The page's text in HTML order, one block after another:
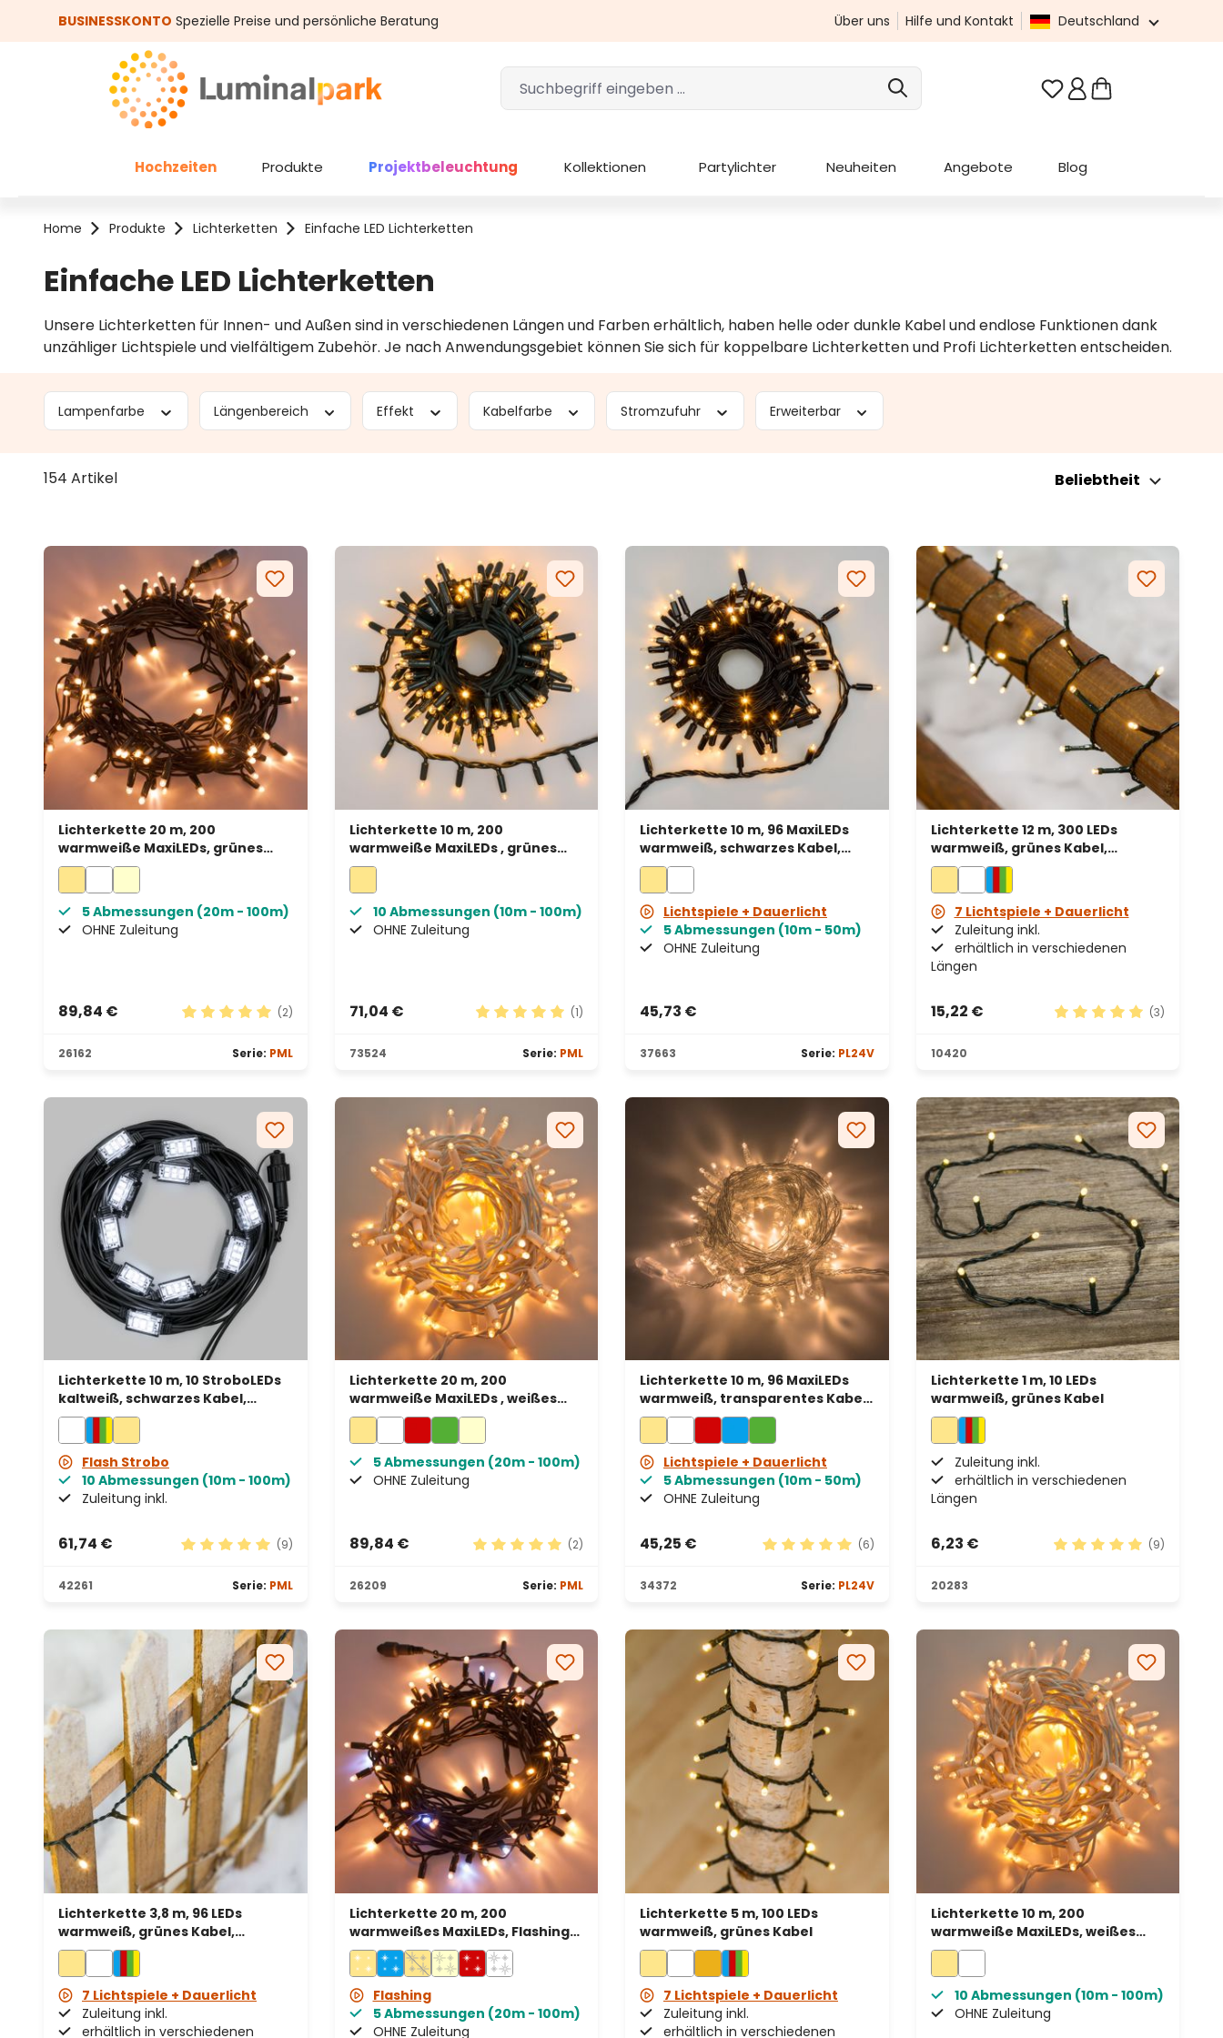
Hauptinhalt springen
Zur Suche springen
BUSINESSKONTO Spezielle Preise und persönliche Beratung Über uns Hilfe und Kontakt Deutschland
Du hast 0 Produkte
Hochzeiten Produkte Projektbeleuchtung Kollektionen Partylichter Neuheiten Angebote Blog
Home Produkte Lichterketten Einfache LED Lichterketten
Einfache LED Lichterketten
Unsere Lichterketten für Innen- und Außen sind in verschiedenen Längen und Farben erhältlich, haben helle oder dunkle Kabel und endlose Funktionen dank
unzähliger Lichtspiele und vielfältigem Zubehör. Je nach Anwendungsgebiet können Sie sich für koppelbare Lichterketten und Profi Lichterketten entscheiden.
Lampenfarbe Längenbereich Effekt Kabelfarbe Stromzufuhr Erweiterbar
154 Artikel Beliebtheit
Lichterkette 20 m, 200
warmweiße MaxiLEDs, grünes
Kabel, erweiterbar, IP67
5 Abmessungen (20m - 100m)
OHNE Zuleitung
89,84 €
(2)
26162 Serie: PML
Lichterkette 10 m, 200
warmweiße MaxiLEDs , grünes
Kabel, erweiterbar, IP67
10 Abmessungen (10m - 100m)
OHNE Zuleitung
71,04 €
(1)
73524 Serie: PML
Lichterkette 10 m, 96 MaxiLEDs
warmweiß, schwarzes Kabel,
erweiterbar
Lichtspiele + Dauerlicht
5 Abmessungen (10m - 50m)
OHNE Zuleitung
45,73 €
37663 Serie: PL24V
Lichterkette 12 m, 300 LEDs
warmweiß, grünes Kabel,
batteriebetrieben
7 Lichtspiele + Dauerlicht
Zuleitung inkl.
erhältlich in verschiedenen
Längen
15,22 €
(3)
10420
Lichterkette 10 m, 10 StroboLEDs
kaltweiß, schwarzes Kabel,
erweiterbar
Flash Strobo
10 Abmessungen (10m - 100m)
Zuleitung inkl.
61,74 €
(9)
42261 Serie: PML
Lichterkette 20 m, 200
warmweiße MaxiLEDs , weißes
Kabel, erweiterbar, IP67
5 Abmessungen (20m - 100m)
OHNE Zuleitung
89,84 €
(2)
26209 Serie: PML
Lichterkette 10 m, 96 MaxiLEDs
warmweiß, transparentes Kabel,
erweiterbar
Lichtspiele + Dauerlicht
5 Abmessungen (10m - 50m)
OHNE Zuleitung
45,25 €
(6)
34372 Serie: PL24V
Lichterkette 1 m, 10 LEDs
warmweiß, grünes Kabel
Zuleitung inkl.
erhältlich in verschiedenen
Längen
6,23 €
(9)
20283
Lichterkette 3,8 m, 96 LEDs
warmweiß, grünes Kabel,
batteriebetrieben
7 Lichtspiele + Dauerlicht
Zuleitung inkl.
erhältlich in verschiedenen
Lichterkette 20 m, 200
warmweißes MaxiLEDs, Flashing
kaltweiße, grünes Kabel,
erweiterbar, IP67
Flashing
5 Abmessungen (20m - 100m)
OHNE Zuleitung
Lichterkette 5 m, 100 LEDs
warmweiß, grünes Kabel
7 Lichtspiele + Dauerlicht
Zuleitung inkl.
erhältlich in verschiedenen
Lichterkette 10 m, 200
warmweiße MaxiLEDs, weißes
Kabel, erweiterbar, IP67
10 Abmessungen (10m - 100m)
OHNE Zuleitung